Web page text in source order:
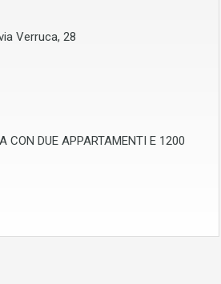
Verruca, 28
CON DUE APPARTAMENTI E 1200